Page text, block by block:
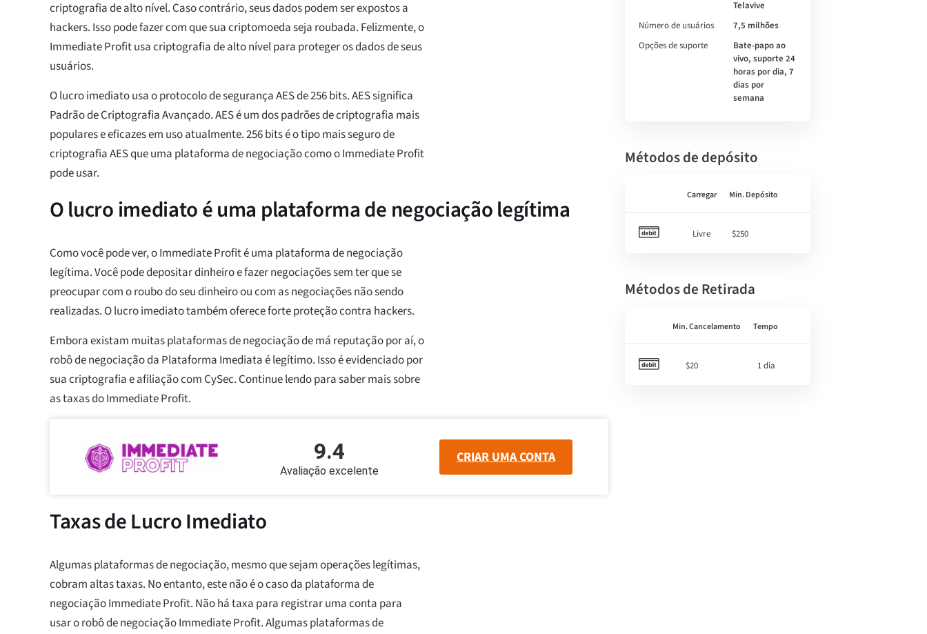
criptografia de alto nível. Caso contrário, seus dados podem ser expostos a
hackers. Isso pode fazer com que sua criptomoeda seja roubada. Felizmente, o
Immediate Profit usa criptografia de alto nível para proteger os dados de seus
usuários.
O lucro imediato usa o protocolo de segurança AES de 256 bits. AES significa
Padrão de Criptografia Avançado. AES é um dos padrões de criptografia mais
populares e eficazes em uso atualmente. 256 bits é o tipo mais seguro de
criptografia AES que uma plataforma de negociação como o Immediate Profit
pode usar.
O lucro imediato é uma plataforma de negociação legítima
Como você pode ver, o Immediate Profit é uma plataforma de negociação
legítima. Você pode depositar dinheiro e fazer negociações sem ter que se
preocupar com o roubo do seu dinheiro ou com as negociações não sendo
realizadas. O lucro imediato também oferece forte proteção contra hackers.
Embora existam muitas plataformas de negociação de má reputação por aí, o
robô de negociação da Plataforma Imediata é legítimo. Isso é evidenciado por
sua criptografia e afiliação com CySec. Continue lendo para saber mais sobre
as taxas do Immediate Profit.
9.4
Avaliação excelente
CRIAR UMA CONTA
Taxas de Lucro Imediato
Algumas plataformas de negociação, mesmo que sejam operações legítimas,
cobram altas taxas. No entanto, este não é o caso da plataforma de
negociação Immediate Profit. Não há taxa para registrar uma conta para
usar o robô de negociação Immediate Profit. Algumas plataformas de
Telavive
Número de usuários
7,5 milhões
Opções de suporte
Bate-papo ao
vivo, suporte 24
horas por dia, 7
dias por
semana
Métodos de depósito
Carregar Min. Depósito
Livre $250
Métodos de Retirada
Min. Cancelamento Tempo
$20 1 dia